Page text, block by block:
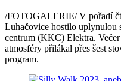
/FOTOGALERIE/ V pořadí
Luhačovice hostilo uplynulou
centrum (KKC) Elektra.
atmosféry přilákal přes šest
program.